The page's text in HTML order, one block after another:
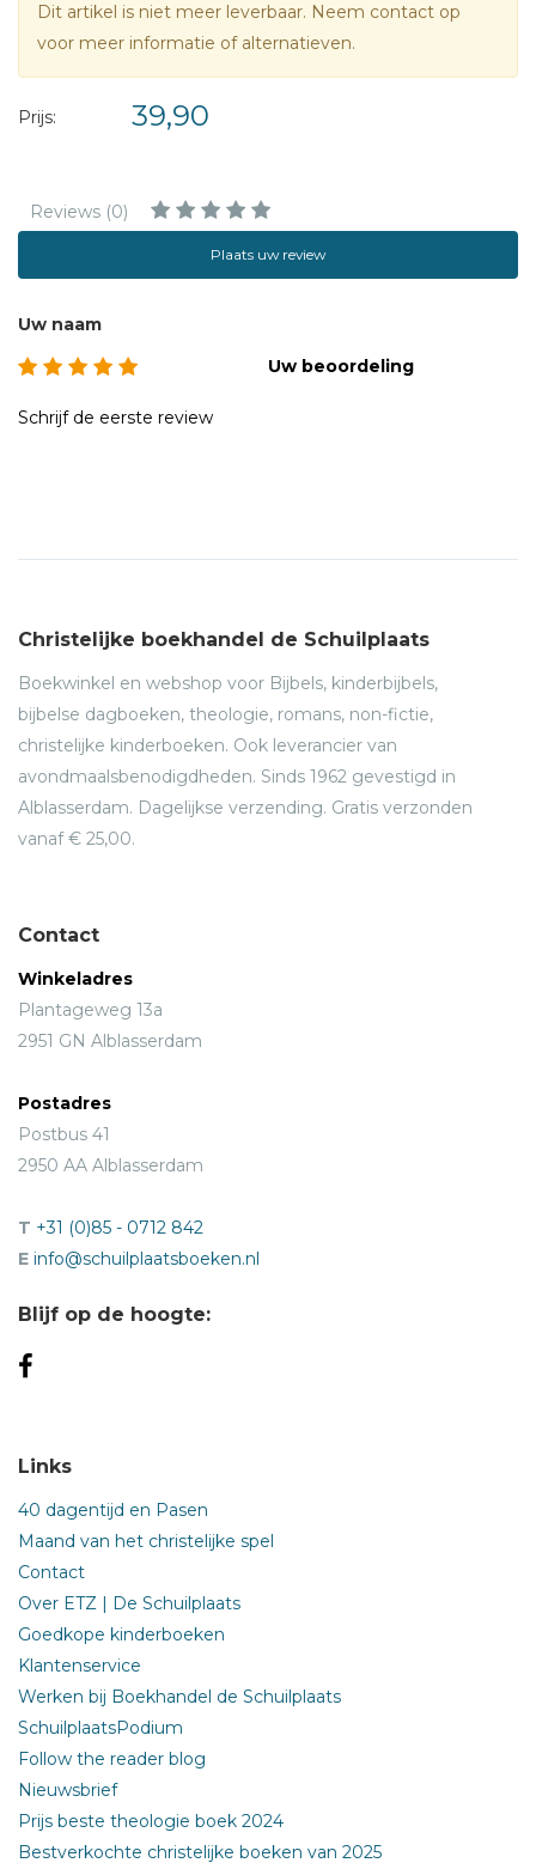
week door.
Dit artikel is niet meer leverbaar. Neem contact op
voor meer informatie of alternatieven.
Prijs: 39,90
Reviews (0)
Plaats uw review
Uw naam
Uw beoordeling
Schrijf de eerste review
Christelijke boekhandel de Schuilplaats
Boekwinkel en webshop voor Bijbels, kinderbijbels,
bijbelse dagboeken, theologie, romans, non-fictie,
christelijke kinderboeken. Ook leverancier van
avondmaalsbenodigdheden. Sinds 1962 gevestigd in
Alblasserdam. Dagelijkse verzending. Gratis verzonden
vanaf € 25,00.
Contact
Winkeladres
Plantageweg 13a
2951 GN Alblasserdam
Postadres
Postbus 41
2950 AA Alblasserdam
T +31 (0)85 - 0712 842
E info@schuilplaatsboeken.nl
Blijf op de hoogte:
Links
40 dagentijd en Pasen
Maand van het christelijke spel
Contact
Over ETZ | De Schuilplaats
Goedkope kinderboeken
Klantenservice
Werken bij Boekhandel de Schuilplaats
SchuilplaatsPodium
Follow the reader blog
Nieuwsbrief
Prijs beste theologie boek 2024
Bestverkochte christelijke boeken van 2025